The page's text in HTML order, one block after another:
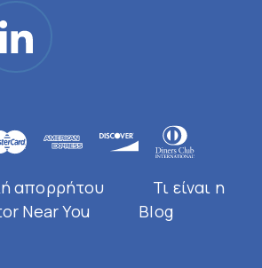
απορρήτου
Τι είναι η
Near You
Blog